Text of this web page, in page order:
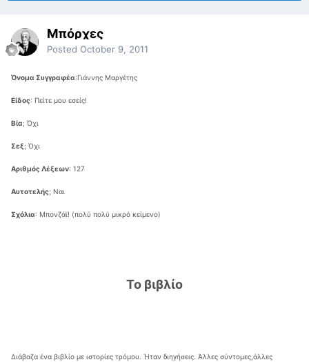
Μπόρχες
Posted October 9, 2011
Όνομα Συγγραφέα:Γιάννης Μαργέτης
Είδος: Πείτε μου εσείς!
Βία; Όχι
Σεξ; Όχι
Αριθμός Λέξεων: 127
Αυτοτελής; Ναι
Σχόλια: Μπονζάϊ! (πολύ πολύ μικρό κείμενο)
Το βιβλίο
Διάβαζα ένα βιβλίο με ιστορίες τρόμου. Ήταν διηγήσεις. Άλλες σύντομες,άλλες